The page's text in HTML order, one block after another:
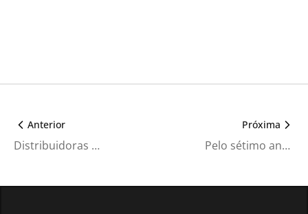
Anterior
Distribuidoras confirmadas para apresentação de line up na Expocine21
Próxima
Pelo sétimo ano consecutivo, Spcine renova parceria com a Expocine